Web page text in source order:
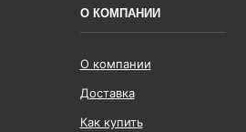
О КОМПАНИИ
О компании
Доставка
Как купить